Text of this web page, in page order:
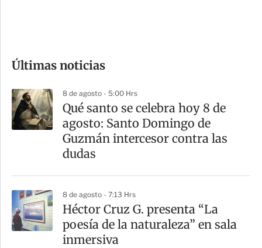
m
a
r
t
Últimas noticias
8 de agosto - 5:00 Hrs
Qué santo se celebra hoy 8 de
agosto: Santo Domingo de
Guzmán intercesor contra las
dudas
8 de agosto - 7:13 Hrs
Héctor Cruz G. presenta “La
poesía de la naturaleza” en sala
inmersiva